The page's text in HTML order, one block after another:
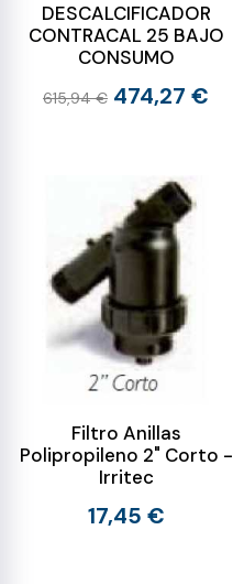
DESCALCIFICADOR
CONTRACAL 25 BAJO
CONSUMO
615,94 € 474,27 €
Filtro Anillas
Polipropileno 2" Corto -
Irritec
17,45 €